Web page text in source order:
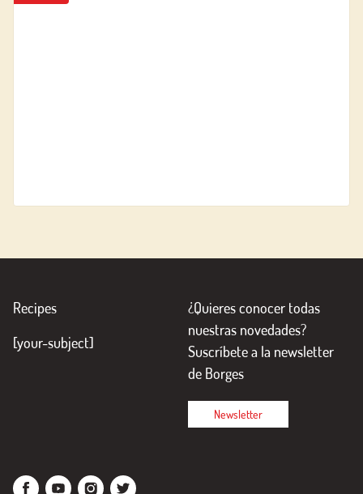
Recipes
[your-subject]
¿Quieres conocer todas
nuestras novedades?
Suscríbete a la newsletter
de Borges
Newsletter